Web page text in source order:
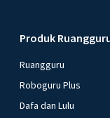
Produk
Ruangguru
Roboguru Plus
Dafa dan Lulu